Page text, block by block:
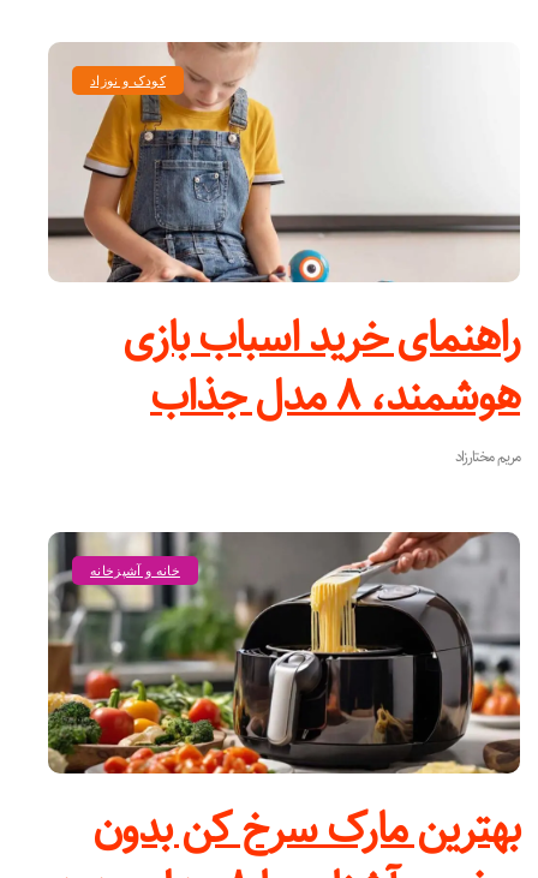
کودک و نوزاد
راهنمای خرید اسباب بازی
هوشمند، ۸ مدل جذاب
مریم مختارزاد
خانه و آشپزخانه
بهترین مارک سرخ کن بدون